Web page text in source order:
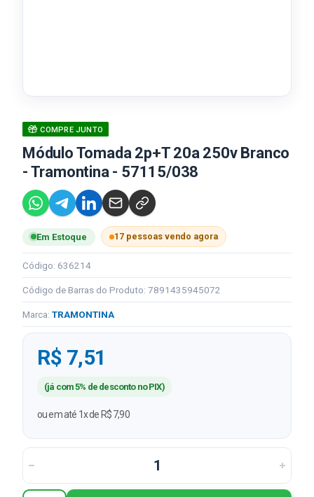
COMPRE JUNTO
Módulo Tomada 2p+T 20a 250v Branco
- Tramontina - 57115/038
Em Estoque 17 pessoas vendo agora
Código: 636214
Código de Barras do Produto: 7891435945072
Marca: TRAMONTINA
R$ 7,51
(já com 5% de desconto no PIX)
ou em até 1x de R$ 7,90